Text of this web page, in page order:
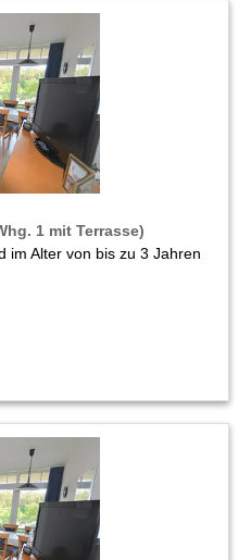
1 mit Terrasse)
im Alter von bis zu 3 Jahren